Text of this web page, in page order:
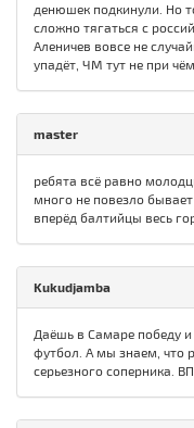
денюшек подкинули. Но
сложно тягаться с
Аленичев вовсе не
упадёт, ЧМ тут не при чём.
master
ребята всё равно
много не повезло
вперёд балтийцы весь
Kukudjamba
Даёшь в Самаре победу и
футбол. А мы знаем, что
серьезного соперника.